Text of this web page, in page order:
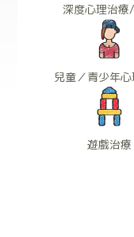
深度心理治療
兒童／青少年
遊戲治療